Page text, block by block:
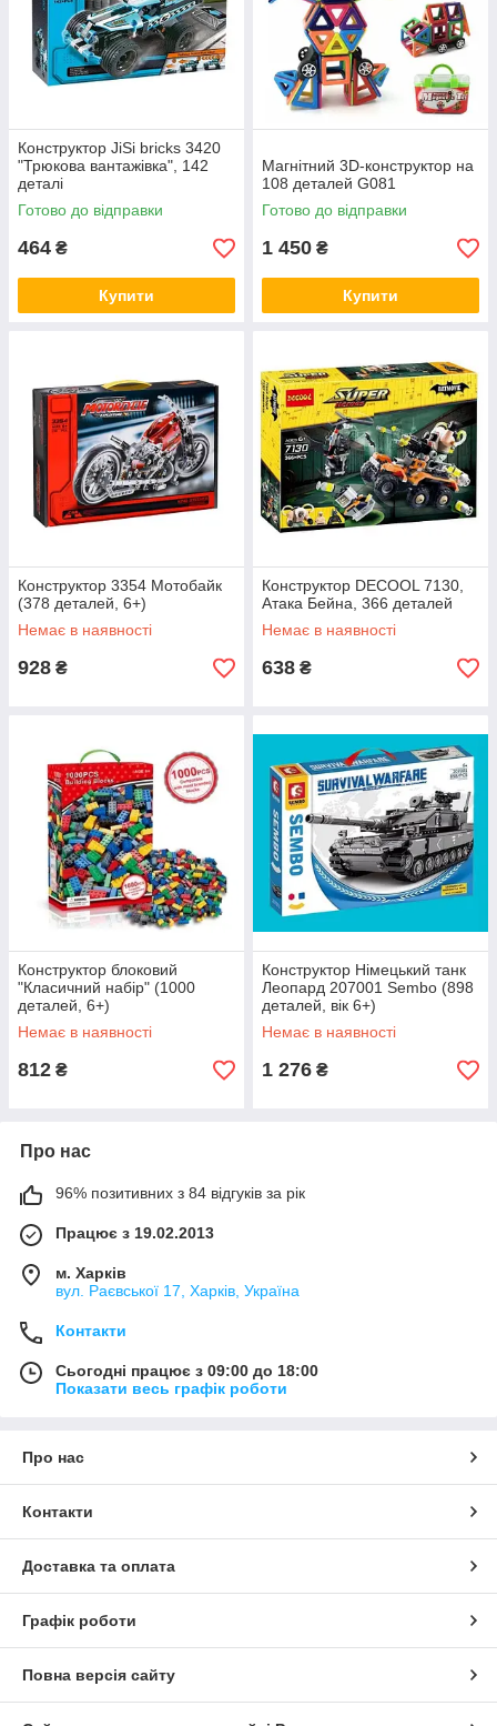
Конструктор JiSi bricks 3420
"Трюкова вантажівка", 142
деталі
Готово до відправки
464 ₴
Купити
Магнітний 3D-конструктор на
108 деталей G081
Готово до відправки
1 450 ₴
Купити
Конструктор 3354 Мотобайк
(378 деталей, 6+)
Немає в наявності
928 ₴
Конструктор DECOOL 7130,
Атака Бейна, 366 деталей
Немає в наявності
638 ₴
Конструктор блоковий
"Класичний набір" (1000
деталей, 6+)
Немає в наявності
812 ₴
Конструктор Німецький танк
Леопард 207001 Sembo (898
деталей, вік 6+)
Немає в наявності
1 276 ₴
Про нас
96% позитивних з 84 відгуків за рік
Працює з 19.02.2013
м. Харків
вул. Раєвської 17, Харків, Україна
Контакти
Сьогодні працює з 09:00 до 18:00
Показати весь графік роботи
Про нас
Контакти
Доставка та оплата
Графік роботи
Повна версія сайту